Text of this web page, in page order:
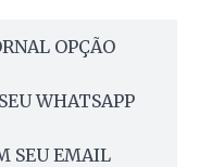
OPÇÃO
WHATSAPP
SEU EMAIL